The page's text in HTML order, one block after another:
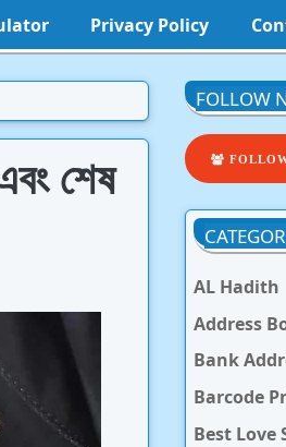
Privacy Policy
শেষ
FOLLOW
AL Hadith
Address
Bank
Barcode
Best Love